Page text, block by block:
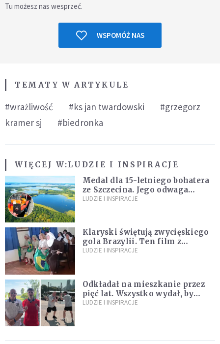
Tu możesz nas wesprzeć.
WSPOMÓŻ NAS
TEMATY W ARTYKULE
#wrażliwość #ks jan twardowski
#grzegorz
kramer sj
#biedronka
WIĘCEJ W:LUDZIE I INSPIRACJE
Medal dla 15-letniego bohatera
ze Szczecina. Jego odwaga
ocaliła ludzkie życie
LUDZIE I INSPIRACJE
Klaryski świętują zwycięskiego
gola Brazylii. Ten film z
zakonnicami obejrzały już
LUDZIE I INSPIRACJE
Odkładał na mieszkanie przez
pięć lat. Wszystko wydał, by
spełnić marzenie 80-letniego
LUDZIE I INSPIRACJE